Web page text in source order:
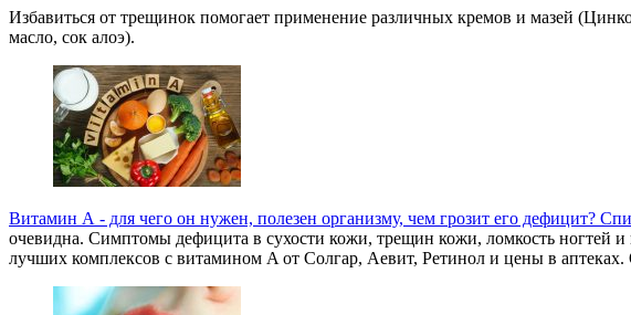
Избавиться от трещинок помогает применение различных кремов и мазей
масло, сок алоэ).
Витамин А - для чего он нужен, полезен организму, чем грозит его дефицит?
очевидна. Симптомы дефицита в сухости кожи, трещин кожи, ломкость ногтей
лучших комплексов с витамином A от Солгар, Аевит, Ретинол и цены в